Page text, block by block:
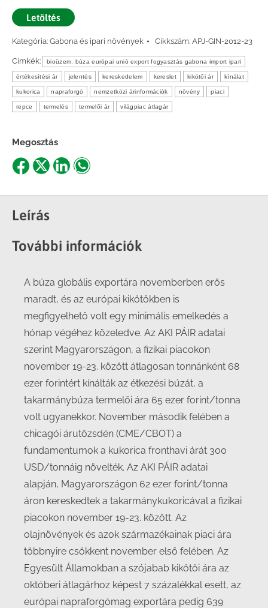
Letöltés
Kategória: Gabona és ipari növények Cikkszám: APJ-GIN-2012-23
Címkék: bioüzem. búza európai unió export fogyasztás gabona import ipari
értékesítési ár jelentés kereskedelem kereslet kikötői ár kínálat
kukorica napraforgó nemzetközi árinformációk növény piaci
repce termelés termelői ár világpiac átlagár
Megosztás
Share
Facebook
Share
X
ShareShare
Leírás
További információk
A búza globális exportára novemberben erős
maradt, és az európai kikötőkben is
megfigyelhető volt egy minimális emelkedés a
hónap végéhez közeledve. Az AKI PÁIR adatai
szerint Magyarországon, a fizikai piacokon
november 19-23. között átlagosan tonnánként 68
ezer forintért kínálták az étkezési búzát, a
takarmánybúza termelői ára 65 ezer forint/tonna
volt ugyanekkor. November második felében a
chicagói árutőzsdén (CME/CBOT) a
fundamentumok a kukorica fronthavi árát 300
USD/tonnáig növelték. Az AKI PÁIR adatai
alapján, Magyarországon 62 ezer forint/tonna
áron kereskedtek a takarmánykukoricával a fizikai
piacokon november 19-23. között. Az
olajnövények és azok származékainak piaci ára
többnyire csökkent november első felében. Az
Egyesült Államokban a szójabab kikötői ára az
októberi átlagárhoz képest 7 százalékkal esett, az
európai napraforgómag exportára pedig 639